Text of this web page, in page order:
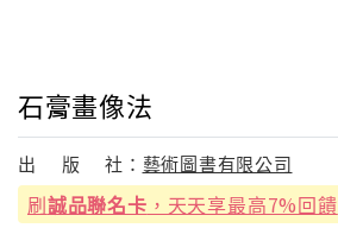
石膏畫像法
出 版 社： 藝術圖書有限公司
刷誠品聯名卡 ，天天享最高7%回饋